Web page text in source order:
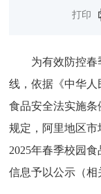
打印
为有效防控
线，依据《中华人
食品安全法实施
规定，阿里地区
2025年春季校园
信息予以公示（相